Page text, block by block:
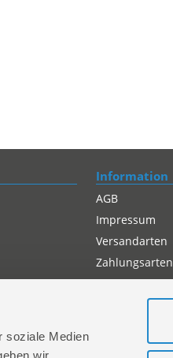
soziale Medien
Information
AGB
Impressum
Versandarten
Zahlungsarten
Compliance
Datenschutz